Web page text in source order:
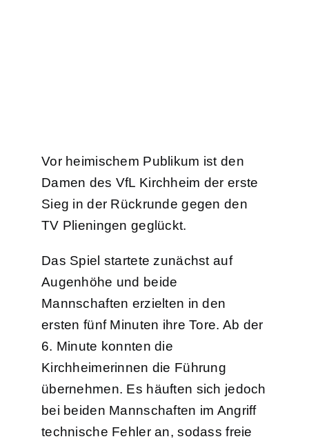
Vor heimischem Publikum ist den
Damen des VfL Kirchheim der erste
Sieg in der Rückrunde gegen den
TV Plieningen geglückt.
Das Spiel startete zunächst auf
Augenhöhe und beide
Mannschaften erzielten in den
ersten fünf Minuten ihre Tore. Ab der
6. Minute konnten die
Kirchheimerinnen die Führung
übernehmen. Es häuften sich jedoch
bei beiden Mannschaften im Angriff
technische Fehler an, sodass freie